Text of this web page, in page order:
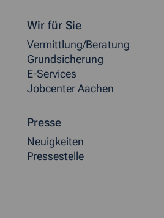
Informationen
Wir für Sie
Vermittlung/Beratung
Grundsicherung
E-Services
Jobcenter Aachen
Presse
Neuigkeiten
Pressestelle